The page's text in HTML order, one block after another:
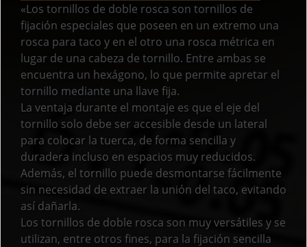
«Los tornillos de doble rosca son tornillos de
fijación especiales que poseen en un extremo una
rosca para taco y en el otro una rosca métrica en
lugar de una cabeza de tornillo. Entre ambas se
encuentra un hexágono, lo que permite apretar el
tornillo mediante una llave fija.
La ventaja durante el montaje es que el eje del
tornillo solo debe ser accesible desde un lateral
para colocar la tuerca, de forma sencilla y
duradera incluso en espacios muy reducidos.
Además, el tornillo puede desmontarse fácilmente
sin necesidad de extraer la unión del taco, evitando
así dañarla.
Los tornillos de doble rosca son muy versátiles y se
utilizan, entre otros fines, para la fijación sencilla